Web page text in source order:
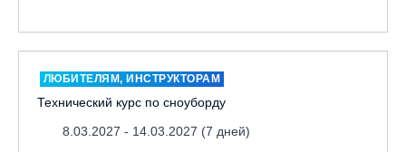
ЛЮБИТЕЛЯМ, ИНСТРУКТОРАМ
Технический курс по сноуборду
8.03.2027 - 14.03.2027 (7 дней)